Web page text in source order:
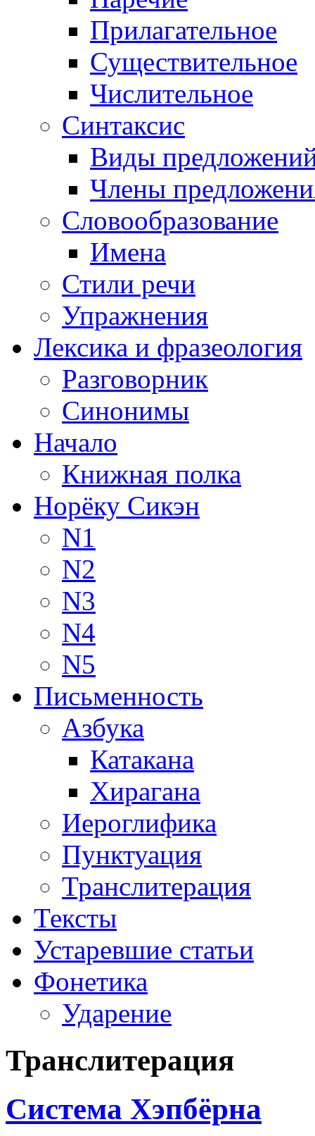
Прилагательное
Существительное
Числительное
Синтаксис
Виды
Члены
Словообразование
Имена
Стили речи
Упражнения
Лексика и фразеология
Разговорник
Синонимы
Начало
Книжная полка
Норёку Сикэн
N1
N2
N3
N4
N5
Письменность
Азбука
Катакана
Хирагана
Иероглифика
Пунктуация
Транслитерация
Тексты
Устаревшие статьи
Фонетика
Ударение
Транслитерация
Система Хэпбёрна